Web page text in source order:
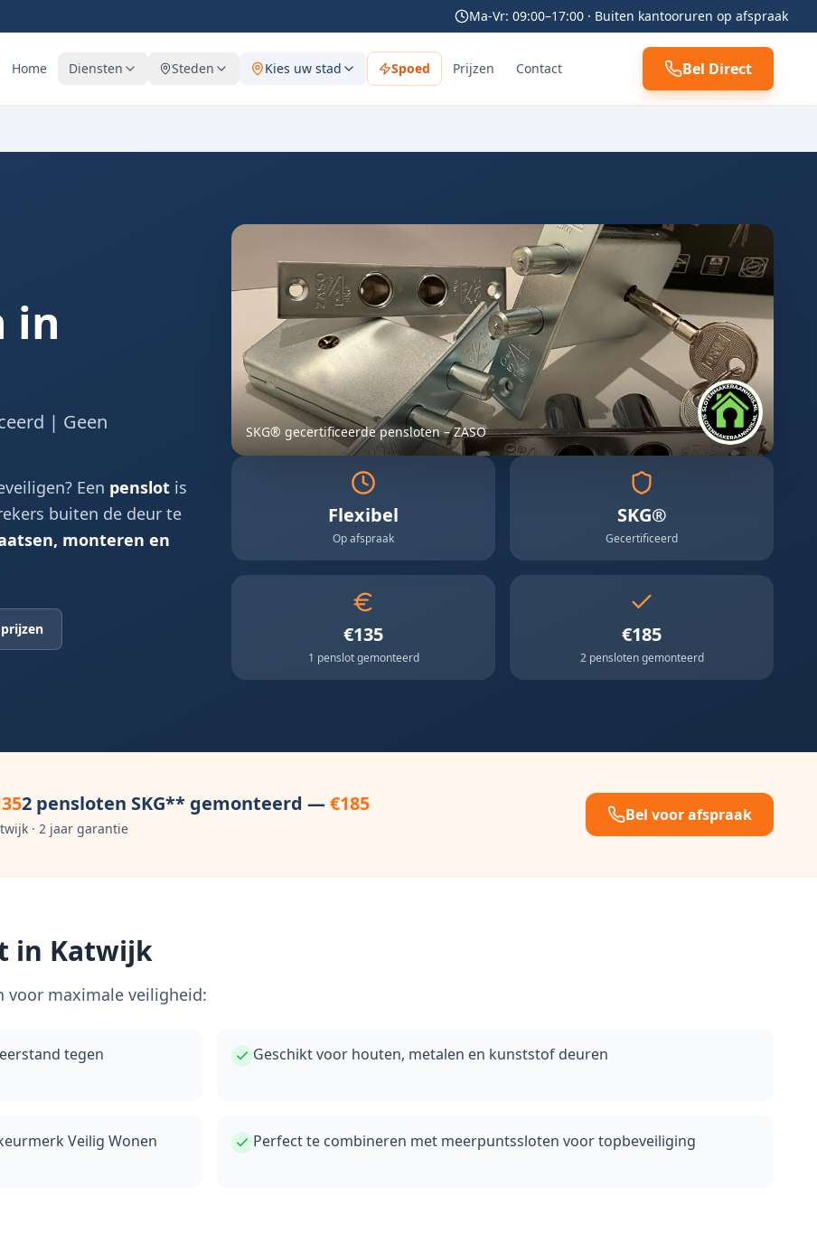
Ma-Vr: 09:00–17:00 · Buiten kantooruren op afspraak
Home Diensten Steden Kies uw stad Spoed Prijzen Contact Bel Direct
in
| Geen
Een penslot is
buiten de deur te
monteren en
SKG® gecertificeerde pensloten – ZASO
Flexibel
Op afspraak
SKG®
Gecertificeerd
€135
1 penslot gemonteerd
€185
2 pensloten gemonteerd
2 pensloten SKG** gemonteerd —€185
· 2 jaar garantie
Bel voor afspraak
in Katwijk
voor maximale veiligheid:
tegen
Geschikt voor houten, metalen en kunststof deuren
Veilig Wonen
Perfect te combineren met meerpuntssloten voor topbeveiliging